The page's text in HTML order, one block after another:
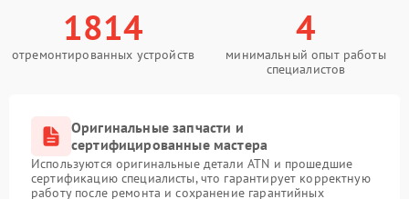
1814
отремонтированных устройств
4
минимальный опыт работы
специалистов
Оригинальные запчасти и
сертифицированные мастера
Используются оригинальные детали ATN и прошедшие
сертификацию специалисты, что гарантирует корректную
работу после ремонта и сохранение гарантийных